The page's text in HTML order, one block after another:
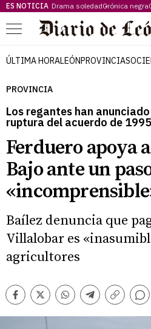
ES NOTICIA Drama soledadCrónica negra
Menú
ÚLTIMA HORALEÓNPROVINCIA
PROVINCIA
Los regantes han
ruptura del acuerdo de 1995
Ferduero apoya
Bajo ante un
Baílez denuncia que
Villalobar es
agricultores
Facebook
TwitterWhatsappTelegram
Copiar
Comentarios